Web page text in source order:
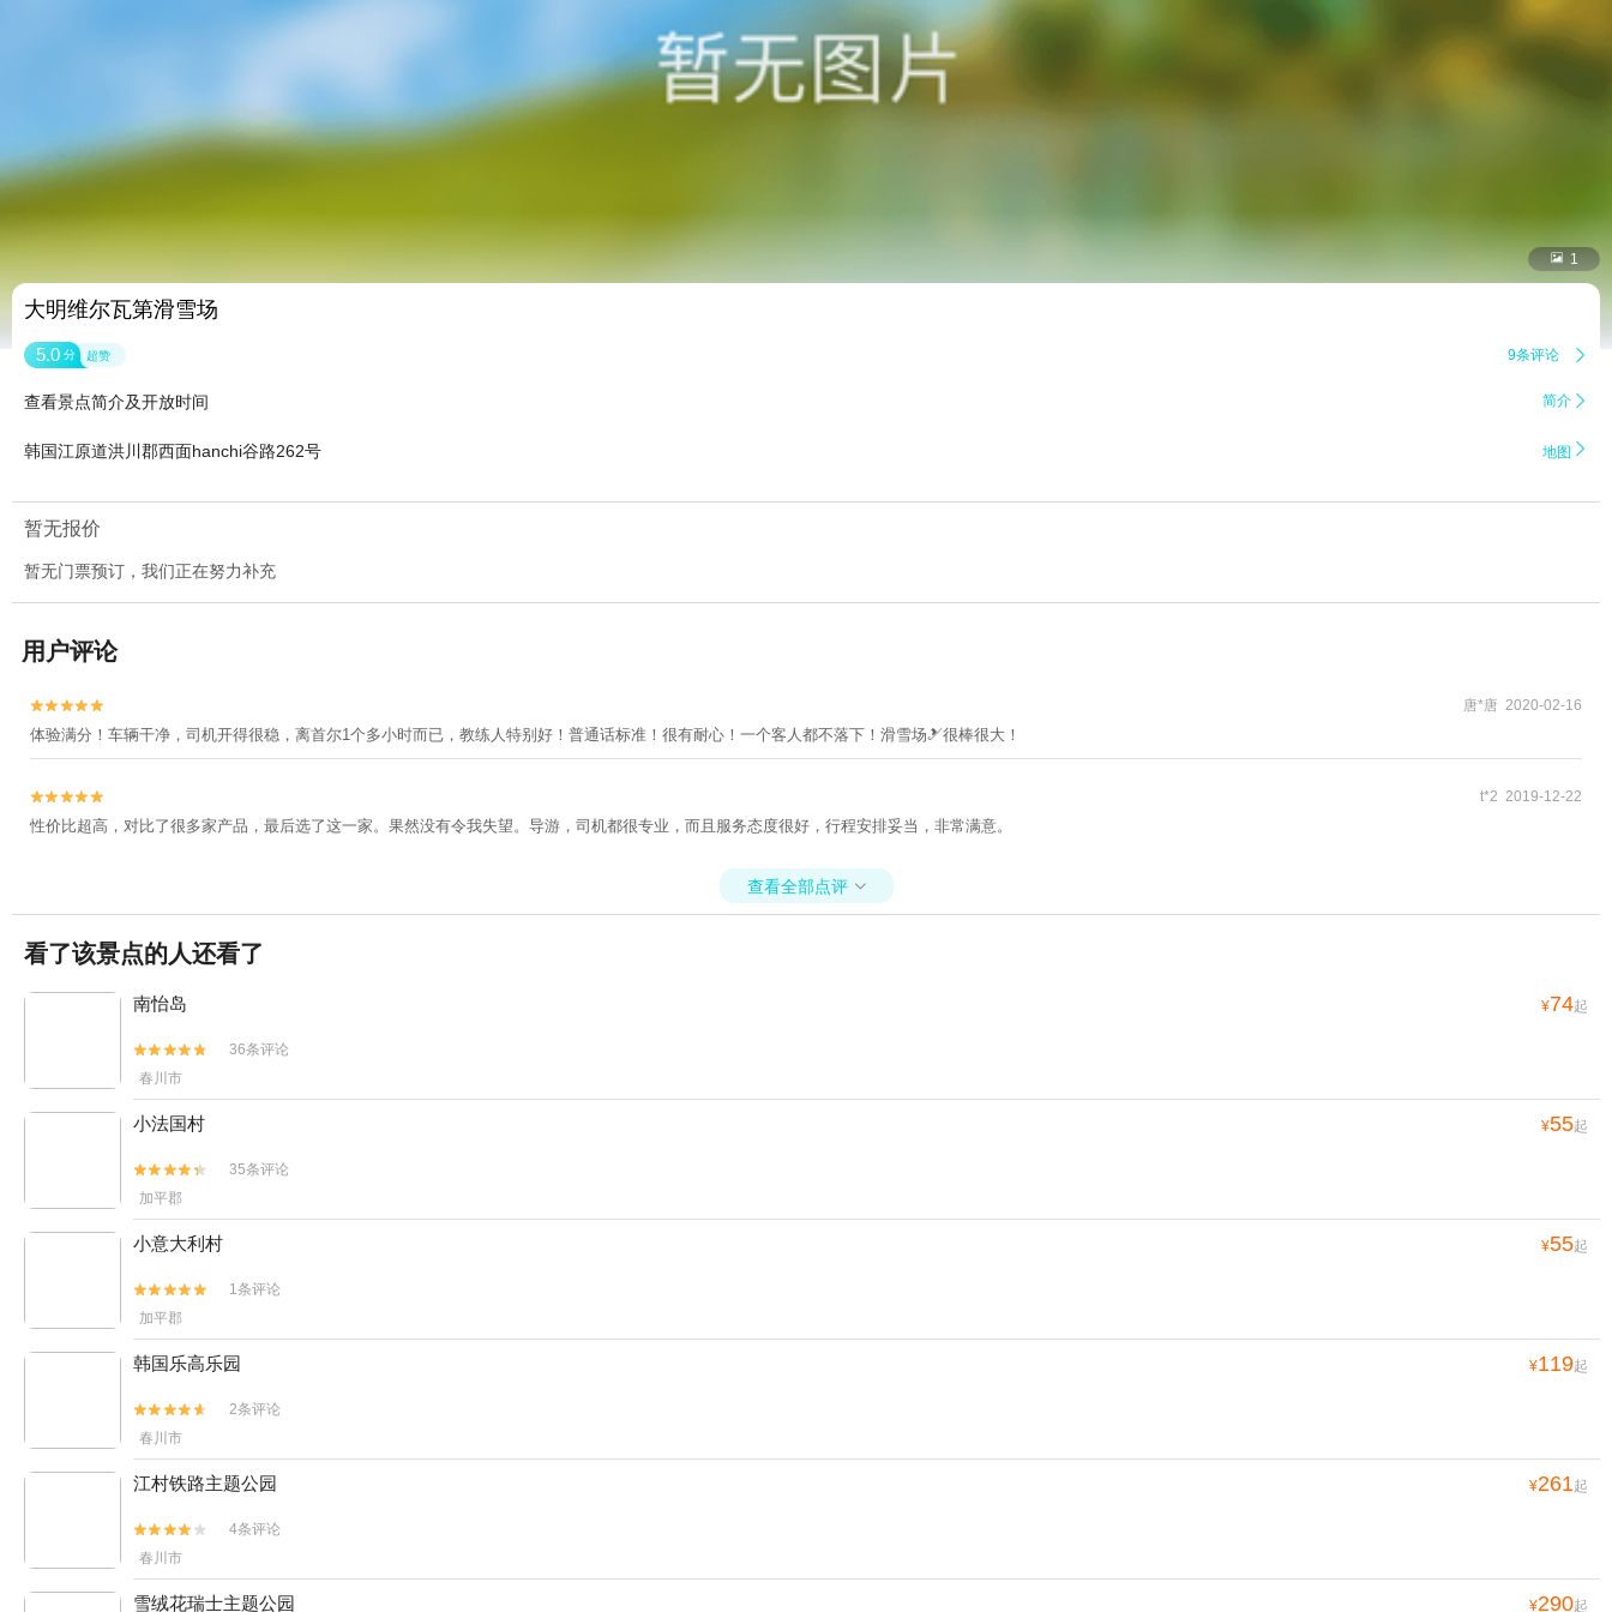
 1
大明维尔瓦第滑雪场
5.0 分 超赞 9条评论 
查看景点简介及开放时间 简介 
韩国江原道洪川郡西面hanchi谷路262号 地图 
暂无报价
暂无门票预订，我们正在努力补充
用户评论

 唐*唐 2020-02-16
体验满分！车辆干净，司机开得很稳，离首尔1个多小时而已，教练人特别好！普通话标准！很有耐心！一个客人都不落下！滑雪场🎿很棒很大！

 t*2 2019-12-22
性价比超高，对比了很多家产品，最后选了这一家。果然没有令我失望。导游，司机都很专业，而且服务态度很好，行程安排妥当，非常满意。
查看全部点评 
看了该景点的人还看了
南怡岛 ¥74起


36条评论
春川市
小法国村 ¥55起


35条评论
加平郡
小意大利村 ¥55起


1条评论
加平郡
韩国乐高乐园 ¥119起


2条评论
春川市
江村铁路主题公园 ¥261起


4条评论
春川市
雪绒花瑞士主题公园 ¥290起